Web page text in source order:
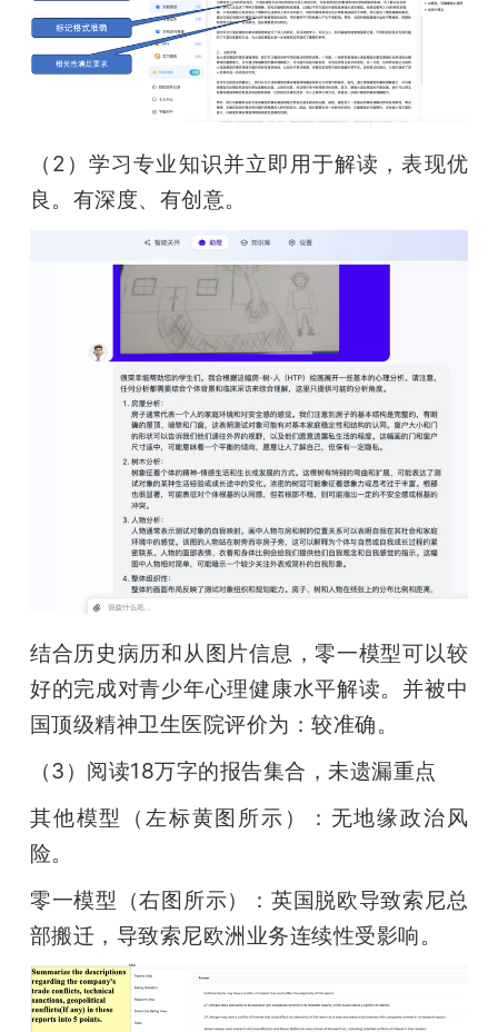
（2）学习专业知识并立即用于解读，表现优
良。有深度、有创意。
结合历史病历和从图片信息，零一模型可以较
好的完成对青少年心理健康水平解读。并被中
国顶级精神卫生医院评价为：较准确。
（3）阅读18万字的报告集合，未遗漏重点
其他模型（左标黄图所示）：无地缘政治风
险。
零一模型（右图所示）：英国脱欧导致索尼总
部搬迁，导致索尼欧洲业务连续性受影响。